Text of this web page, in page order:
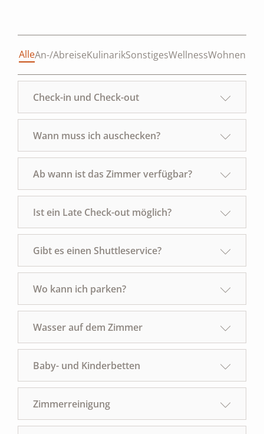
AlleAn-/AbreiseKulinarikSonstigesWellnessWohnen
Check-in und Check-out
Wann muss ich auschecken?
Ab wann ist das Zimmer verfügbar?
Ist ein Late Check-out möglich?
Gibt es einen Shuttleservice?
Wo kann ich parken?
Wasser auf dem Zimmer
Baby- und Kinderbetten
Zimmerreinigung